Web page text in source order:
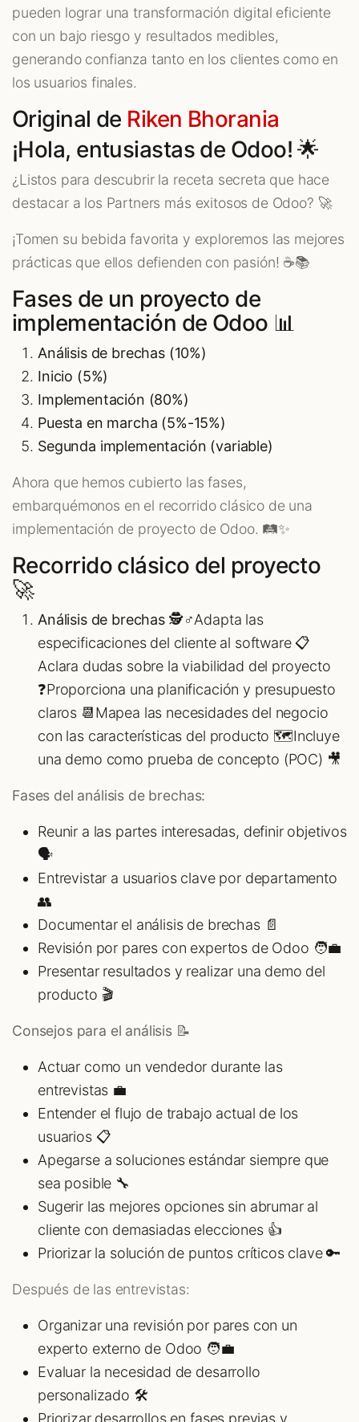
pueden lograr una transformación digital eficiente
con un bajo riesgo y resultados medibles,
generando confianza tanto en los clientes como en
los usuarios finales.
Original de Riken Bhorania
¡Hola, entusiastas de Odoo! 🌟
¿Listos para descubrir la receta secreta que hace
destacar a los Partners más exitosos de Odoo? 🚀
¡Tomen su bebida favorita y exploremos las mejores
prácticas que ellos defienden con pasión! ☕📚
Fases de un proyecto de
implementación de Odoo 📊
Análisis de brechas (10%)
Inicio (5%)
Implementación (80%)
Puesta en marcha (5%-15%)
Segunda implementación (variable)
Ahora que hemos cubierto las fases,
embarquémonos en el recorrido clásico de una
implementación de proyecto de Odoo. 🛤️✨
Recorrido clásico del proyecto
🚀
Análisis de brechas 🕵️♂️Adapta las
especificaciones del cliente al software 📋
Aclara dudas sobre la viabilidad del proyecto
❓Proporciona una planificación y presupuesto
claros 📆Mapea las necesidades del negocio
con las características del producto 🗺️Incluye
una demo como prueba de concepto (POC) 🎥
Fases del análisis de brechas:
Reunir a las partes interesadas, definir objetivos
🗣️
Entrevistar a usuarios clave por departamento
👥
Documentar el análisis de brechas 📄
Revisión por pares con expertos de Odoo 🧑💼
Presentar resultados y realizar una demo del
producto 🎬
Consejos para el análisis 📝
Actuar como un vendedor durante las
entrevistas 💼
Entender el flujo de trabajo actual de los
usuarios 📋
Apegarse a soluciones estándar siempre que
sea posible 🔧
Sugerir las mejores opciones sin abrumar al
cliente con demasiadas elecciones 👍
Priorizar la solución de puntos críticos clave 🔑
Después de las entrevistas:
Organizar una revisión por pares con un
experto externo de Odoo 🧑💼
Evaluar la necesidad de desarrollo
personalizado 🛠️